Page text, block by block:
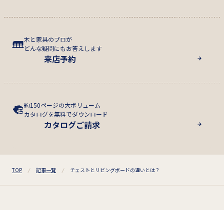
木と家具のプロが
どんな疑問にもお答えします
来店予約
約150ページの大ボリューム
カタログを無料でダウンロード
カタログご請求
TOP 記事一覧 チェストとリビングボードの違いとは？